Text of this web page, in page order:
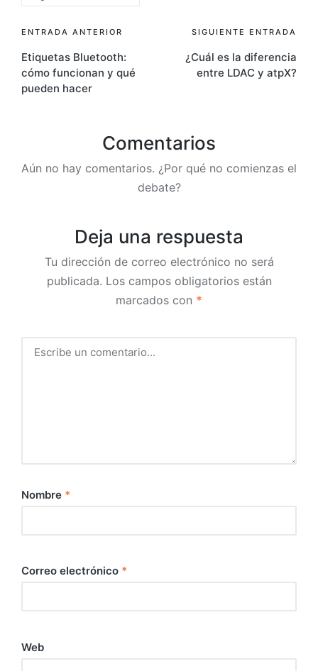
Navegación
de
entradas
ENTRADA ANTERIOR
Etiquetas Bluetooth:
cómo funcionan y qué
pueden hacer
SIGUIENTE ENTRADA
¿Cuál es la diferencia
entre LDAC y atpX?
Comentarios
Aún no hay comentarios. ¿Por qué no comienzas el
debate?
Deja una respuesta
Tu dirección de correo electrónico no será
publicada. Los campos obligatorios están
marcados con *
Nombre *
Correo electrónico *
Web